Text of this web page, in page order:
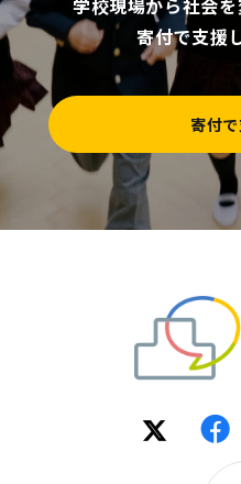
学校現場から社会
寄付で支援
寄付